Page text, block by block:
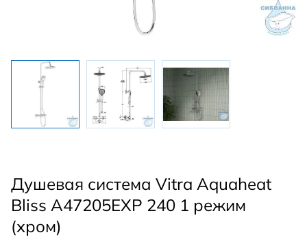
Душевая система Vitra Aquaheat
Bliss A47205EXP 240 1 режим
(хром)